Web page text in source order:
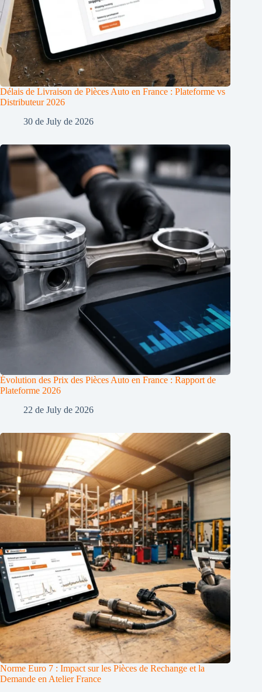
Délais de Livraison de Pièces Auto en France : Plateforme vs
Distributeur 2026
30 de July de 2026
Évolution des Prix des Pièces Auto en France : Rapport de
Plateforme 2026
22 de July de 2026
Norme Euro 7 : Impact sur les Pièces de Rechange et la
Demande en Atelier France